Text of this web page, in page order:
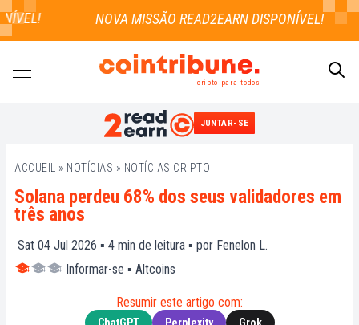
cripto para todos
JUNTAR-SE
ACCUEIL » NOTÍCIAS » NOTÍCIAS CRIPTO
Solana perdeu 68% dos seus validadores em
três anos
Sat 04 Jul 2026 ▪ 4 min de leitura ▪ por Fenelon L.
Informar-se ▪ Altcoins
Resumir este artigo com: